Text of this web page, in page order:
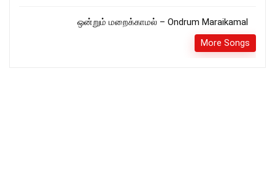
ஒன்றும் மறைக்காமல் – Ondrum Maraikamal
More Songs